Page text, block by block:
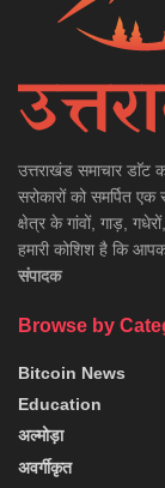
उत्तराखंड समाचार डाॅट
सरोकारों को समर्पित
क्षेत्र के गांवों, गाड़,
हमारी कोशिश है कि
संपादक
Browse by
Bitcoin News
Education
अल्मोड़ा
अवर्गीकृत